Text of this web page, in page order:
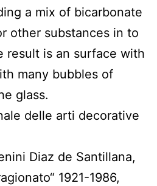
a mix of bicarbonate
other substances in to
result is an surface with
many bubbles of
glass.
delle arti decorative
Diaz de Santillana,
1921-1986,